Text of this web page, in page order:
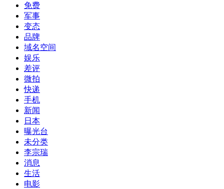
免费
军事
变态
品牌
域名空间
娱乐
差评
微拍
快递
手机
新闻
日本
曝光台
未分类
李宗瑞
消息
生活
电影